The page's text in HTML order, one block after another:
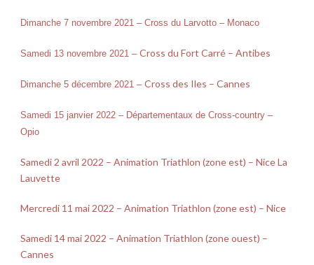
Dimanche 7 novembre 2021 – Cross du Larvotto – Monaco
Samedi 13 novembre 2021 – Cross du Fort Carré – Antibes
Dimanche 5 décembre 2021 – Cross des Iles – Cannes
Samedi 15 janvier 2022 – Départementaux de Cross-country –
Opio
Samedi 2 avril 2022 – Animation Triathlon (zone est) – Nice La
Lauvette
Mercredi 11 mai 2022 – Animation Triathlon (zone est) – Nice
Samedi 14 mai 2022 – Animation Triathlon (zone ouest) –
Cannes